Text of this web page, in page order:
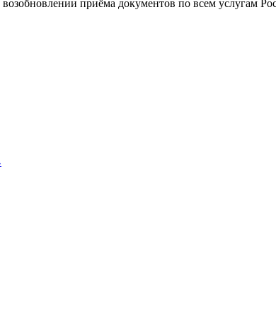
приёма документов по всем услугам